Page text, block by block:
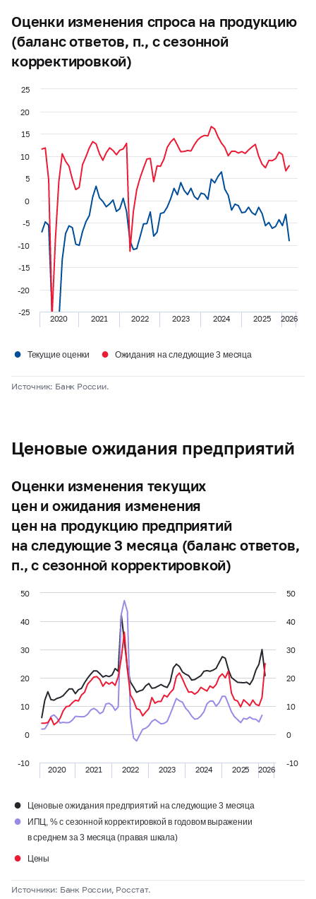
Оценки изменения спроса на продукцию
(баланс ответов, п., с сезонной
корректировкой)
2020 2021 2022 2023 2024 2025 2026
-25
-20
-15
-10
-5
0
5
10
15
20
25
● Текущие оценки ● Ожидания на следующие 3 месяца
Источник: Банк России.
Ценовые ожидания предприятий
Оценки изменения текущих
цен и ожидания изменения
цен на продукцию предприятий
на следующие 3 месяца (баланс ответов,
п., с сезонной корректировкой)
2020 2021 2022 2023 2024 2025 2026
-10
0
10
20
30
40
50
-10
0
10
20
30
40
50
● Ценовые ожидания предприятий на следующие 3 месяца
●
ИПЦ, % с сезонной корректировкой в годовом выражении
в среднем за 3 месяца (правая шкала)
● Цены
Источники: Банк России, Росстат.